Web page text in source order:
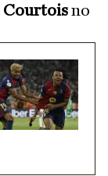
Courtoisno